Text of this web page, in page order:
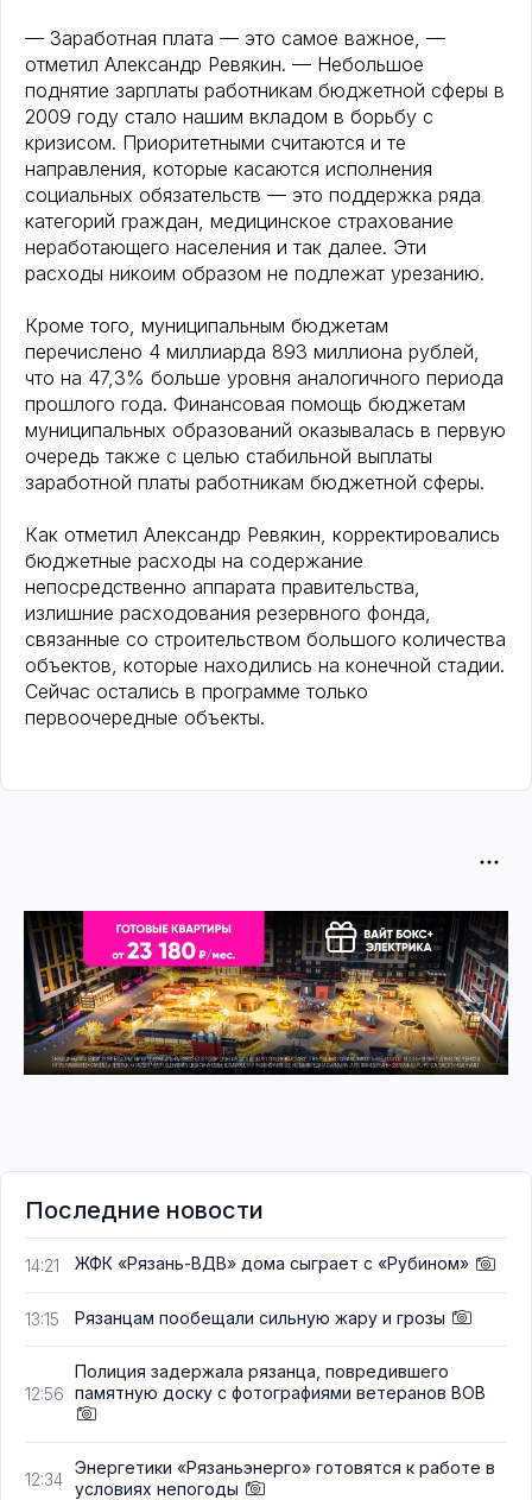
— Заработная плата — это самое важное, —
отметил Александр Ревякин. — Небольшое
поднятие зарплаты работникам бюджетной сферы в
2009 году стало нашим вкладом в борьбу с
кризисом. Приоритетными считаются и те
направления, которые касаются исполнения
социальных обязательств — это поддержка ряда
категорий граждан, медицинское страхование
неработающего населения и так далее. Эти
расходы никоим образом не подлежат урезанию.
Кроме того, муниципальным бюджетам
перечислено 4 миллиарда 893 миллиона рублей,
что на 47,3% больше уровня аналогичного периода
прошлого года. Финансовая помощь бюджетам
муниципальных образований оказывалась в первую
очередь также с целью стабильной выплаты
заработной платы работникам бюджетной сферы.
Как отметил Александр Ревякин, корректировались
бюджетные расходы на содержание
непосредственно аппарата правительства,
излишние расходования резервного фонда,
связанные со строительством большого количества
объектов, которые находились на конечной стадии.
Сейчас остались в программе только
первоочередные объекты.
Последние новости
14:21 ЖФК «Рязань-ВДВ» дома сыграет с «Рубином»
13:15 Рязанцам пообещали сильную жару и грозы
12:56
Полиция задержала рязанца, повредившего
памятную доску с фотографиями ветеранов ВОВ
12:34
Энергетики «Рязаньэнерго» готовятся к работе в
условиях непогоды